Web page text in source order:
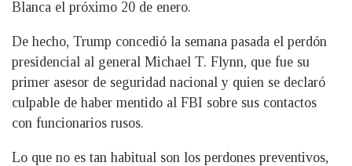
Blanca el próximo 20 de enero.
De hecho, Trump concedió la semana pasada el perdón
presidencial al general Michael T. Flynn, que fue su
primer asesor de seguridad nacional y quien se declaró
culpable de haber mentido al FBI sobre sus contactos
con funcionarios rusos.
Lo que no es tan habitual son los perdones preventivos,